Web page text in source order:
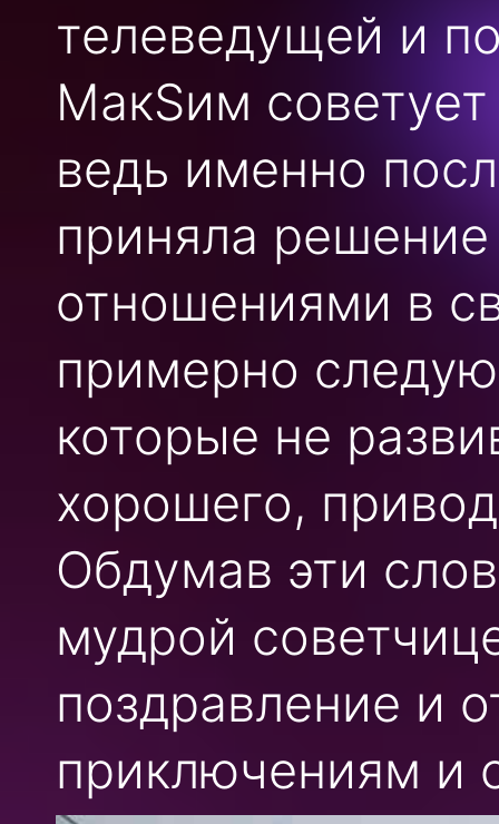
телеведущей и
МакSим
ведь именно
приняла
отношениями в
примерно
которые не
хорошего,
Обдумав эти
мудрой
поздравление и
приключениям и